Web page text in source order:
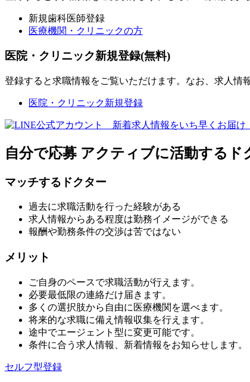
新規歯科医師登録
医療機関・クリニックの方
医院・クリニック新規登録(無料)
登録すると求職情報をご覧いただけます。なお、求人情
医院・クリニック新規登録
自分で応募 アクティブに活動するド
マッチするドクター
過去に求職活動を行った経験がある
求人情報からある程度は勤務イメージができる
報酬や勤務条件の交渉は苦ではない
メリット
ご自身のペースで求職活動が行えます。
必要最低限の連絡だけ届きます。
多くの選択肢から自由に医療機関を選べます。
将来的な求職に備え情報収集を行えます。
途中でエージェント型に変更可能です。
条件に合う求人情報、新着情報をお知らせします。
セルフ型登録